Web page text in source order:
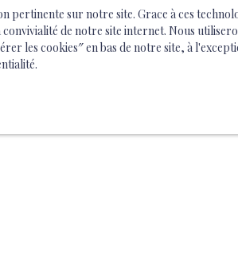
pertinente sur notre site. Grace à ces
de notre site internet. Nous
les cookies″ en bas de notre site, à
.